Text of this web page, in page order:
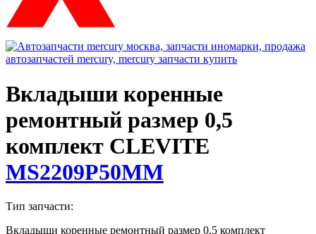
Вкладыши коренные
ремонтный размер 0,5
комплект CLEVITE
MS2209P50MM
Тип запчасти:
Вкладыши коренные ремонтный размер 0,5 комплект